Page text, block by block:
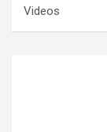
Videos